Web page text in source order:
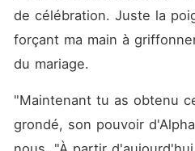
de célébration. Juste la
forçant ma main à
du mariage.
"Maintenant tu as obtenu
grondé, son pouvoir